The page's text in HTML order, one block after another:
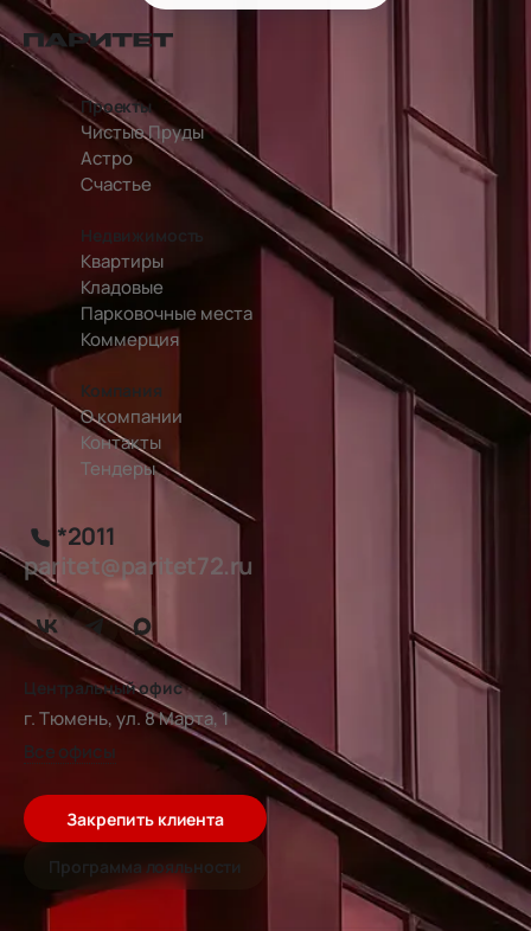
перейти на главную страницу
Проекты
Чистые Пруды
Астро
Счастье
Недвижимость
Квартиры
Кладовые
Парковочные места
Коммерция
Компания
О компании
Контакты
Тендеры
*2011
paritet@paritet72.ru
Центральный офис
г. Тюмень, ул. 8 Марта, 1
Все офисы
Закрепить клиента
Программа лояльности